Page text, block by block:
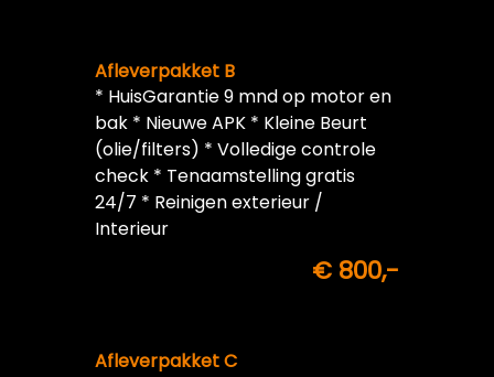
Afleverpakket B
* HuisGarantie 9 mnd op motor en
bak * Nieuwe APK * Kleine Beurt
(olie/filters) * Volledige controle
check * Tenaamstelling gratis
24/7 * Reinigen exterieur /
Interieur
€ 800,-
Afleverpakket C